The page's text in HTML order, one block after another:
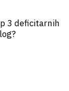
3 deficitarnih